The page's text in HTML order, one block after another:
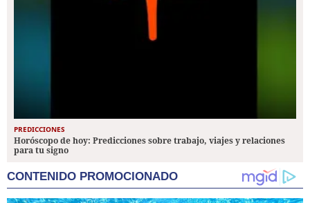
PREDICCIONES
Horóscopo de hoy: Predicciones sobre trabajo, viajes y relaciones
para tu signo
CONTENIDO PROMOCIONADO